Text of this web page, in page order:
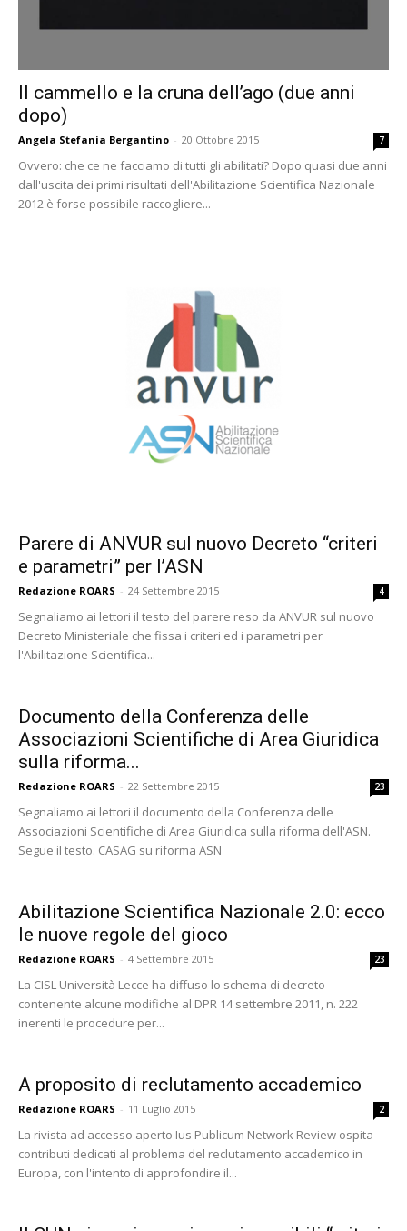
Il cammello e la cruna dell’ago (due anni
dopo)
Angela Stefania Bergantino - 20 Ottobre 2015 7
Ovvero: che ce ne facciamo di tutti gli abilitati? Dopo quasi due anni
dall'uscita dei primi risultati dell'Abilitazione Scientifica Nazionale
2012 è forse possibile raccogliere...
Parere di ANVUR sul nuovo Decreto “criteri
e parametri” per l’ASN
Redazione ROARS - 24 Settembre 2015 4
Segnaliamo ai lettori il testo del parere reso da ANVUR sul nuovo
Decreto Ministeriale che fissa i criteri ed i parametri per
l'Abilitazione Scientifica...
Documento della Conferenza delle
Associazioni Scientifiche di Area Giuridica
sulla riforma...
Redazione ROARS - 22 Settembre 2015 23
Segnaliamo ai lettori il documento della Conferenza delle
Associazioni Scientifiche di Area Giuridica sulla riforma dell'ASN.
Segue il testo. CASAG su riforma ASN
Abilitazione Scientifica Nazionale 2.0: ecco
le nuove regole del gioco
Redazione ROARS - 4 Settembre 2015 23
La CISL Università Lecce ha diffuso lo schema di decreto
contenente alcune modifiche al DPR 14 settembre 2011, n. 222
inerenti le procedure per...
A proposito di reclutamento accademico
Redazione ROARS - 11 Luglio 2015 2
La rivista ad accesso aperto Ius Publicum Network Review ospita
contributi dedicati al problema del reclutamento accademico in
Europa, con l'intento di approfondire il...